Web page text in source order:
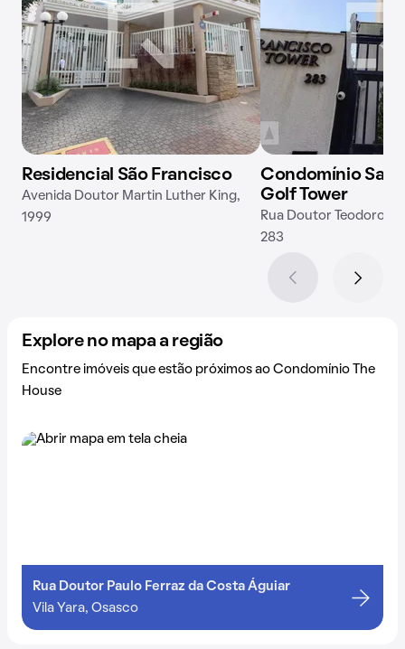
Residencial São Francisco
Avenida Doutor Martin Luther King,
1999
Condomínio San
Golf Tower
Rua Doutor Teodoro
283
Explore no mapa a região
Encontre imóveis que estão próximos ao Condomínio The
House
Rua Doutor Paulo Ferraz da Costa Águiar
Vila Yara, Osasco